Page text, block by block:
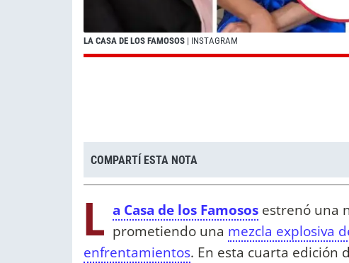
LA CASA DE LOS FAMOSOS | INSTAGRAM
COMPARTÍ ESTA NOTA
L a Casa de los Famosos estrenó una
prometiendo una mezcla explosiva
enfrentamientos. En esta cuarta edición